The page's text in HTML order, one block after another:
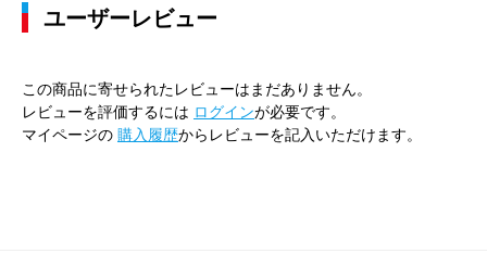
ユーザーレビュー
この商品に寄せられたレビューはまだありません。
レビューを評価するには ログインが必要です。
マイページの 購入履歴からレビューを記入いただけます。